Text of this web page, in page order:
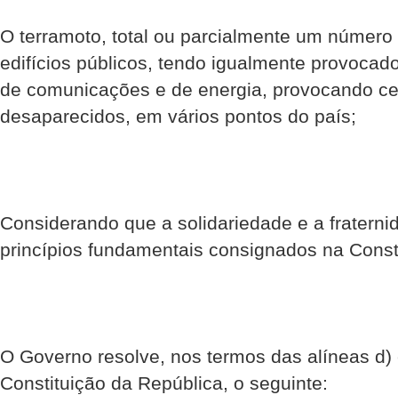
O terramoto, total ou parcialmente um
edifícios públicos, tendo igualmente
de comunicações e de energia, provocando
desaparecidos, em vários pontos do país;
Considerando que a solidariedade e a
princípios fundamentais consignados na
O Governo resolve, nos termos das alíneas d)
Constituição da República, o seguinte: